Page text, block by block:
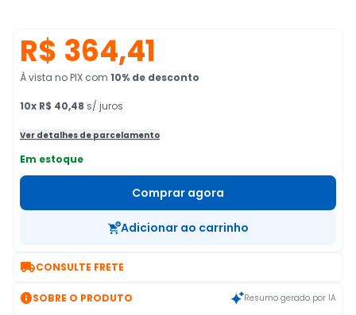
R$ 364,41
À vista no PIX com 10% de desconto
10x R$ 40,48 s/ juros
Ver detalhes de parcelamento
Em estoque
Comprar agora
Adicionar ao carrinho
CONSULTE FRETE
SOBRE O PRODUTO Resumo gerado por IA